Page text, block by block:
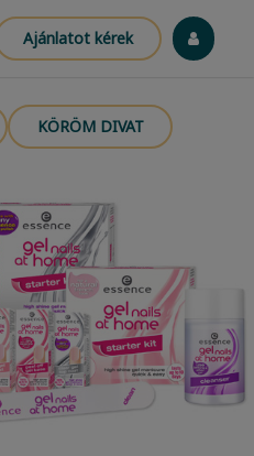
Ajánlatot kérek
KÖRÖM DIVAT